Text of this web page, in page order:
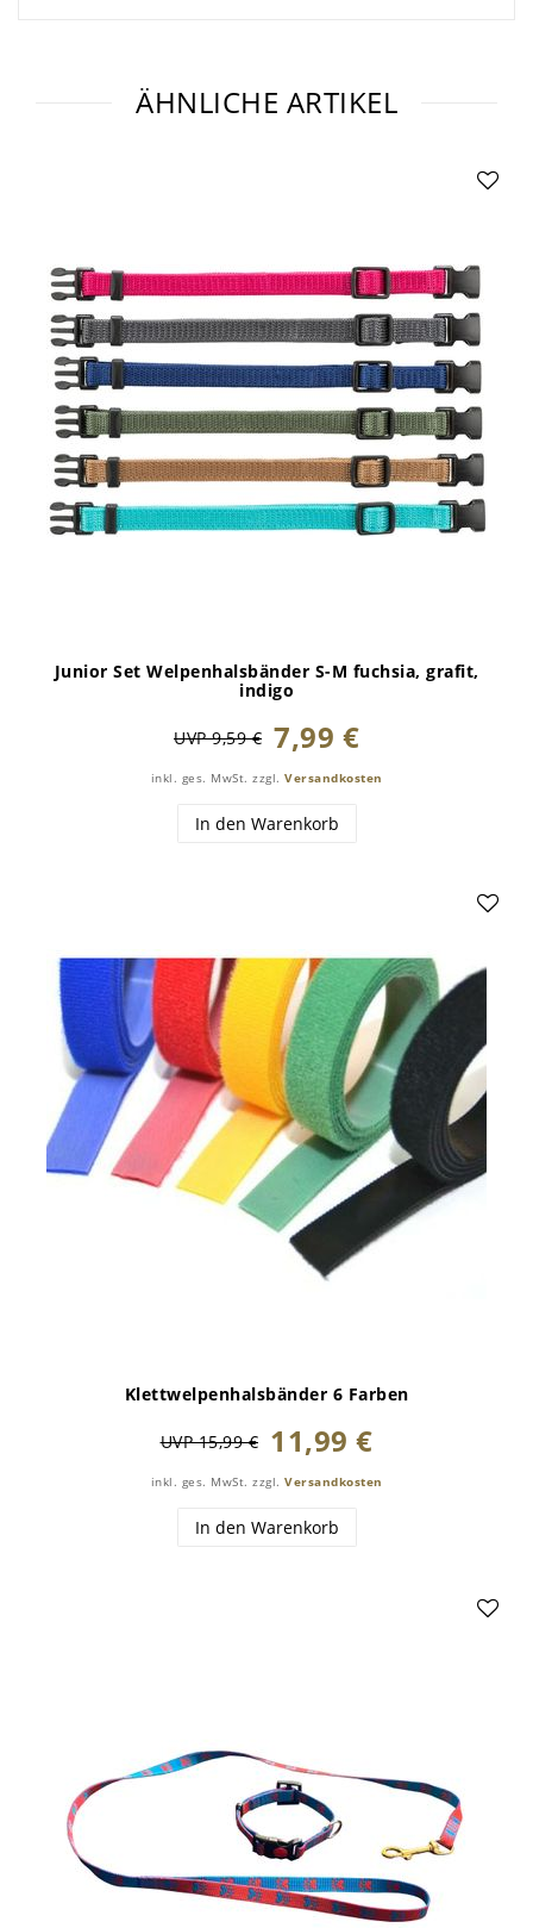
ÄHNLICHE ARTIKEL
Junior Set Welpenhalsbänder S-M fuchsia, grafit,
indigo
UVP 9,59 € 7,99 €
inkl. ges. MwSt. zzgl. Versandkosten
In den Warenkorb
Klettwelpenhalsbänder 6 Farben
UVP 15,99 € 11,99 €
inkl. ges. MwSt. zzgl. Versandkosten
In den Warenkorb